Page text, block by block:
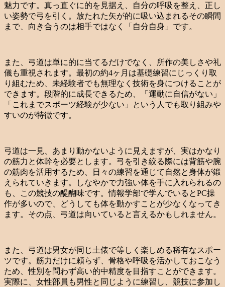
魅力です。真っ直ぐに的を見据え、自分の呼吸を整え、正し
い姿勢で弓を引く。放たれた矢が的に吸い込まれるその瞬間
まで、向き合うのは相手ではなく「自分自身」です。
また、弓道は単に的に当てるだけでなく、所作の美しさや礼
儀も重視されます。最初の約4ヶ月は基礎練習にじっくり取
り組むため、未経験者でも無理なく技術を身につけることが
できます。段階的に成長できるため、「運動に自信がない」
「これまでスポーツ経験が少ない」という人でも取り組みや
すいのが特徴です。
弓道は一見、あまり動かないように見えますが、実はかなり
の筋力と体幹を必要とします。弓を引き絞る際には背筋や腕
の筋肉を活用するため、日々の練習を通じて自然と身体が鍛
えられていきます。しなやかで力強い体を手に入れられるの
も、この競技の醍醐味です。情報学部で学んでいるとPC操
作が多いので、どうしても体を動かすことが少なくなってき
ます。その点、弓道は向いていると言えるかもしれません。
また、弓道は男女が同じ土俵で等しく楽しめる稀有なスポー
ツです。筋力だけに頼らず、骨格や呼吸を活かしておこなう
ため、性別を問わず高い的中精度を目指すことができます。
実際に、女性部員も男性と同じように練習し、競技に参加し